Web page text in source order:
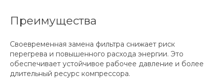
Преимущества
Своевременная замена фильтра снижает риск
перегрева и повышенного расхода энергии. Это
обеспечивает устойчивое рабочее давление и более
длительный ресурс компрессора.